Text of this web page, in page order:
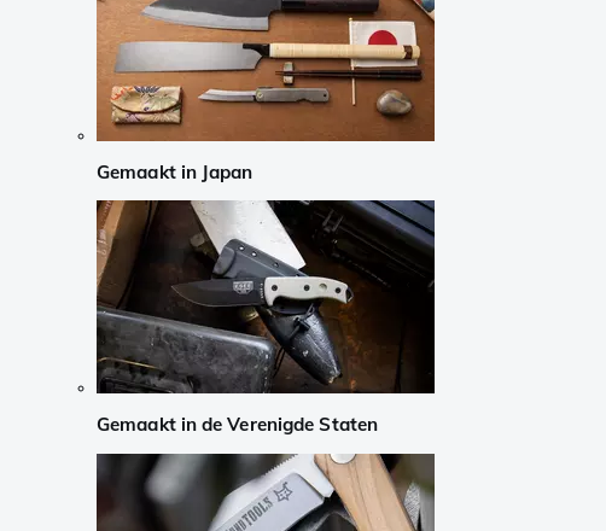
Gemaakt in Japan
Gemaakt in de Verenigde Staten